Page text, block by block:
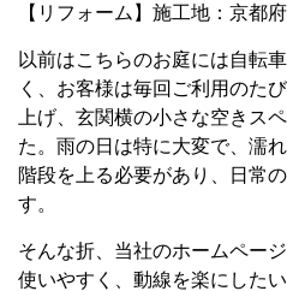
【リフォーム】施工地：京都
以前はこちらのお庭には自転
く、お客様は毎回ご利用のた
上げ、玄関横の小さな空きス
た。雨の日は特に大変で、濡
階段を上る必要があり、日常
す。
そんな折、当社のホームペー
使いやすく、動線を楽にした